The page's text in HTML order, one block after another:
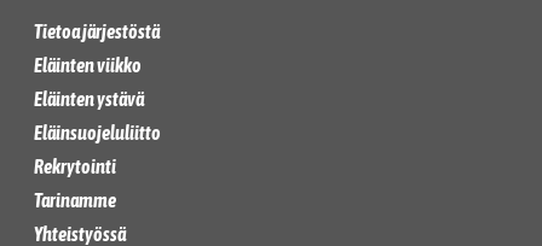
Tietoa järjestöstä
Eläinten viikko
Eläinten ystävä
Eläinsuojeluliitto
Rekrytointi
Tarinamme
Yhteistyössä